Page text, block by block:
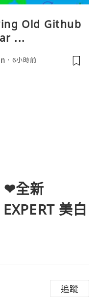
Old Github
...
6小時前
❤全新
美白
追蹤